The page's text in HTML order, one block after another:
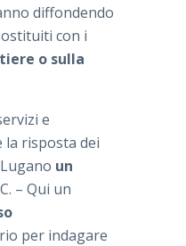
diffondendo
con i
o sulla
e
la risposta dei
un
– Qui un
per indagare